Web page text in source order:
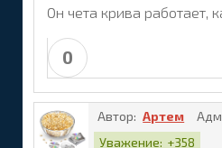
Он чета крива работает,
0
Автор: Артем
Уважение: +358